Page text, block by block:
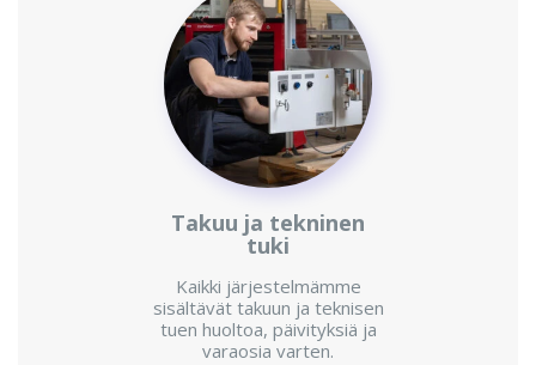
Takuu ja tekninen
tuki
Kaikki järjestelmämme
sisältävät takuun ja teknisen
tuen huoltoa, päivityksiä ja
varaosia varten.